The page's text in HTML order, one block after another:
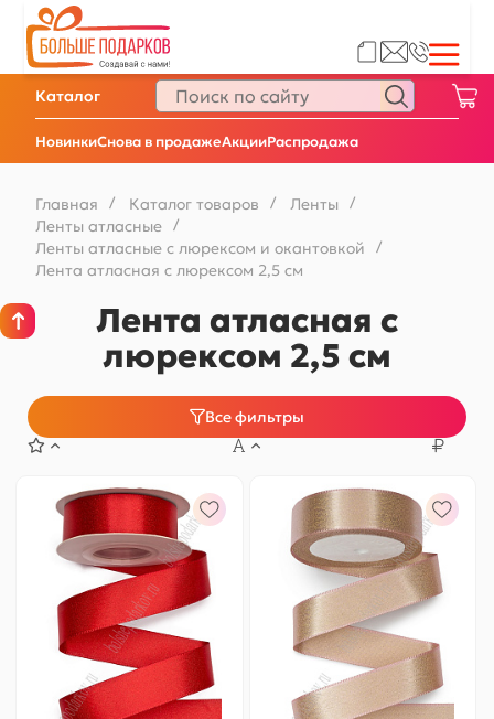
НовинкиСнова в продажеАкцииРаспродажа
Каталог
Главная / Каталог товаров / Ленты /
Ленты атласные /
Ленты атласные с люрексом и окантовкой /
Лента атласная с люрексом 2,5 см
Лента атласная с
люрексом 2,5 см
Все фильтры